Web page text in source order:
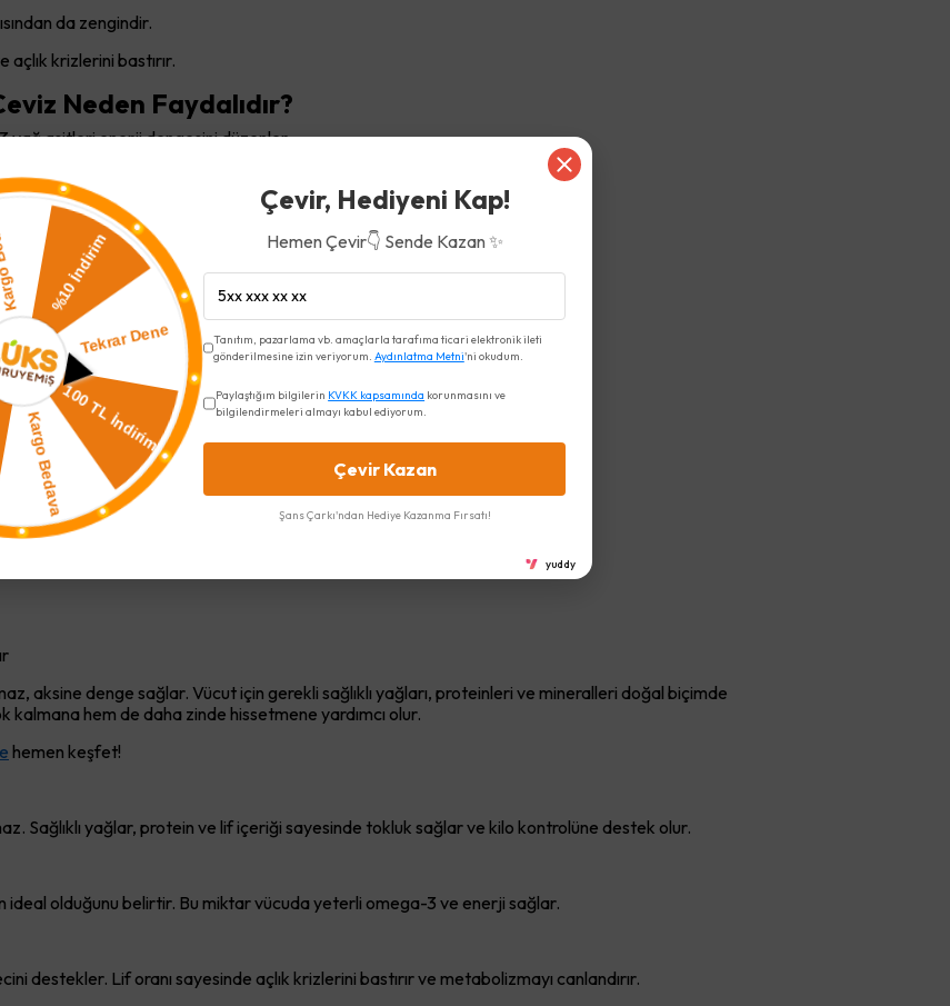
da zengindir.
krizlerini bastırır.
Neden Faydalıdır?
yağ asitleri enerji dengesini düzenler.
süre açlık hissini önler.
düşüktür, ani şeker yükselmesine neden olmaz.
diyet dönemlerinde kas kaybını azaltır.
de kilo koruma sürecinde destekleyicidir.
de fazla kalori alımına yol açabilir.
25–30 g)
ceviz tercih edilmelidir.
yağ depolanmasına neden olabilir.
aksine denge sağlar. Vücut için gerekli sağlıklı yağları, proteinleri ve mineralleri doğal biçimde
hem de daha zinde hissetmene yardımcı olur.
hemen keşfet!
Sağlıklı yağlar, protein ve lif içeriği sayesinde tokluk sağlar ve kilo kontrolüne destek olur.
olduğunu belirtir. Bu miktar vücuda yeterli omega-3 ve enerji sağlar.
destekler. Lif oranı sayesinde açlık krizlerini bastırır ve metabolizmayı canlandırır.
Çevir, Hediyeni Kap!
Hemen Çevir👇 Sende Kazan ✨
Tanıtım, pazarlama vb. amaçlarla tarafıma ticari elektronik ileti
gönderilmesine izin veriyorum. Aydınlatma Metni'ni okudum.
Paylaştığım bilgilerin KVKK kapsamında korunmasını ve
bilgilendirmeleri almayı kabul ediyorum.
Çevir Kazan
Şans Çarkı'ndan Hediye Kazanma Fırsatı!
yuddy